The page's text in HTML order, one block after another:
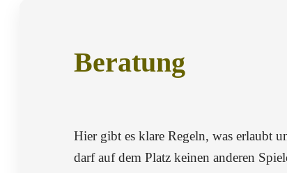
Beratung
Hier gibt es klare Regeln, was erlaubt
darf auf dem Platz keinen anderen